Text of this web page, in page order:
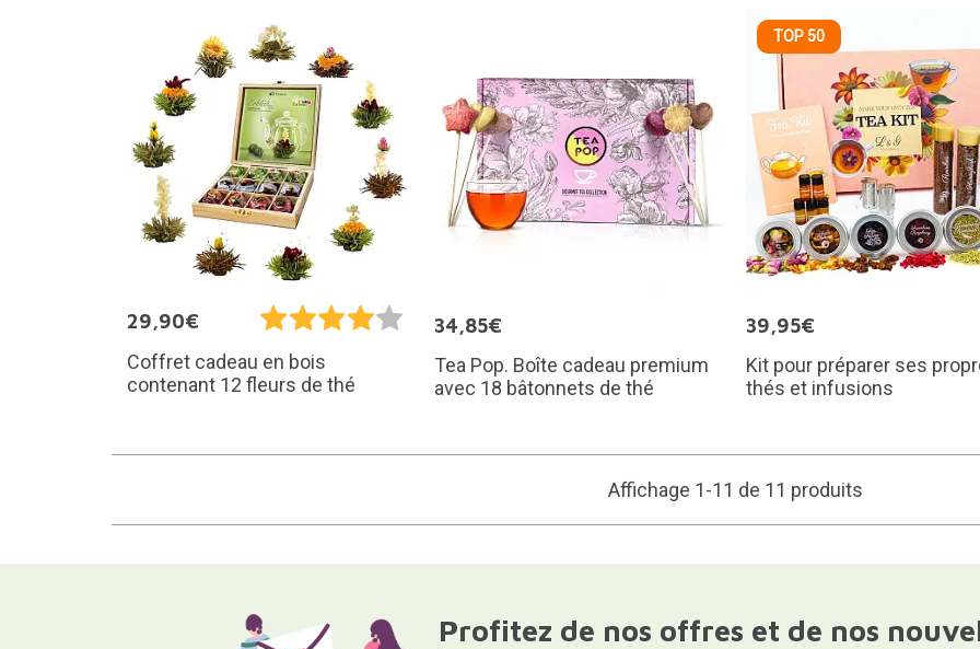
29,90€
Coffret cadeau en bois
contenant 12 fleurs de thé
34,85€
Tea Pop. Boîte cadeau premium
avec 18 bâtonnets de thé
TOP 50
39,95€
Kit pour préparer ses
thés et infusions
Affichage 1-11 de 11 produits
Profitez de nos offres et de nos